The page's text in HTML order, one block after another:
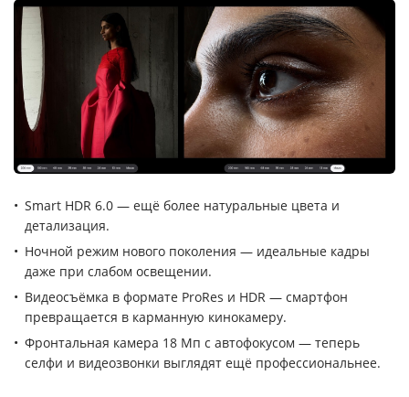
Smart HDR 6.0 — ещё более натуральные цвета и
детализация.
Ночной режим нового поколения — идеальные кадры
даже при слабом освещении.
Видеосъёмка в формате ProRes и HDR — смартфон
превращается в карманную кинокамеру.
Фронтальная камера 18 Мп с автофокусом — теперь
селфи и видеозвонки выглядят ещё профессиональнее.